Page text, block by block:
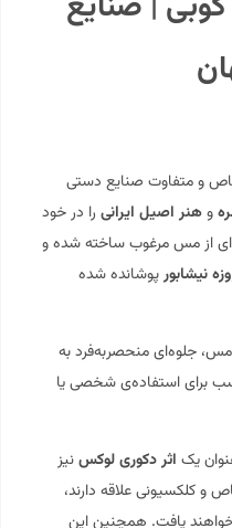
و متفاوت صنایع دستی
وهنر اصیل ایرانیرا در خود
از مس مرغوب ساخته شده و
نیشابورپوشانده شده
جلوه‌ای منحصر‌به‌فرد به
برای استفاده‌ی شخصی یا
یکاثر دکوری لوکسنیز
و کلکسیونی علاقه دارند،
یافت. همچنین این